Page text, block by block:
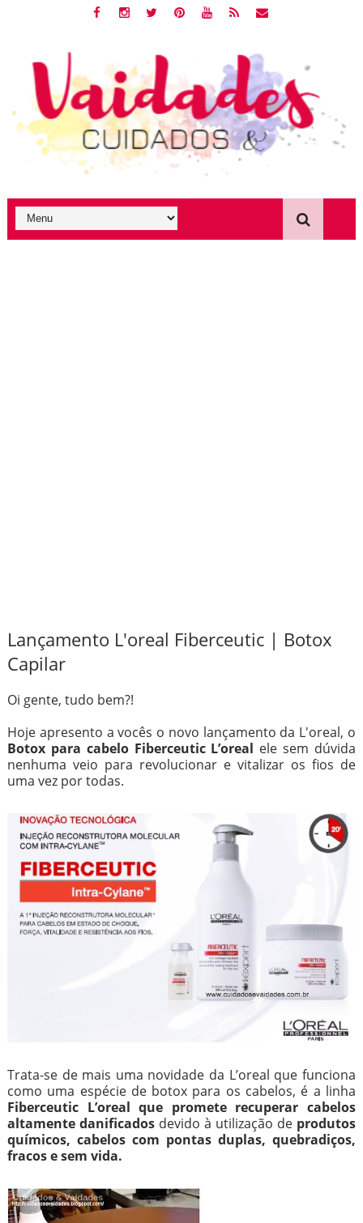
Lançamento L'oreal Fiberceutic | Botox
Capilar
Oi gente, tudo bem?!
Hoje apresento a vocês o novo lançamento da L'oreal, o
Botox para cabelo Fiberceutic L’oreal ele sem dúvida
nenhuma veio para revolucionar e vitalizar os fios de
uma vez por todas.
Trata-se de mais uma novidade da L’oreal que funciona
como uma espécie de botox para os cabelos, é a linha
Fiberceutic L’oreal que promete recuperar cabelos
altamente danificadosdevido à utilização de produtos
químicos, cabelos com pontas duplas, quebradiços,
fracos e sem vida.